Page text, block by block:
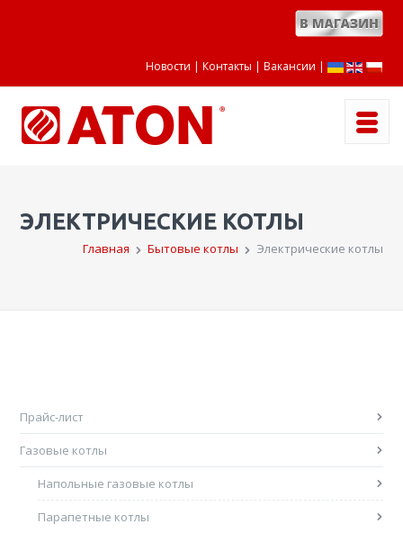
Новости Контакты Вакансии |
ЭЛЕКТРИЧЕСКИЕ КОТЛЫ
Главная Бытовые котлы Электрические котлы
Прайс-лист
Газовые котлы
Напольные газовые котлы
Парапетные котлы